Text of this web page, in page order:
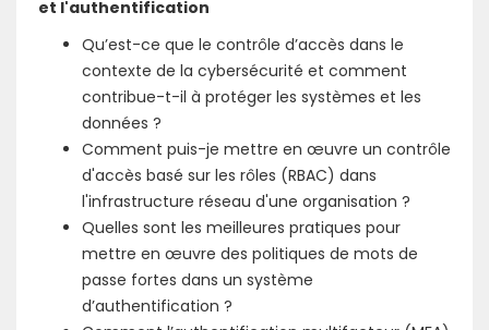
et l'authentification
Qu’est-ce que le contrôle d’accès dans le
contexte de la cybersécurité et comment
contribue-t-il à protéger les systèmes et les
données ?
Comment puis-je mettre en œuvre un contrôle
d'accès basé sur les rôles (RBAC) dans
l'infrastructure réseau d'une organisation ?
Quelles sont les meilleures pratiques pour
mettre en œuvre des politiques de mots de
passe fortes dans un système
d’authentification ?